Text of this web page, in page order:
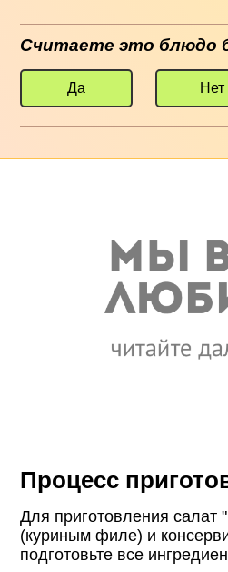
Считаете это блюдо
Да Нет
Процесс
Для приготовления салат
(куриным филе) и
подготовьте все